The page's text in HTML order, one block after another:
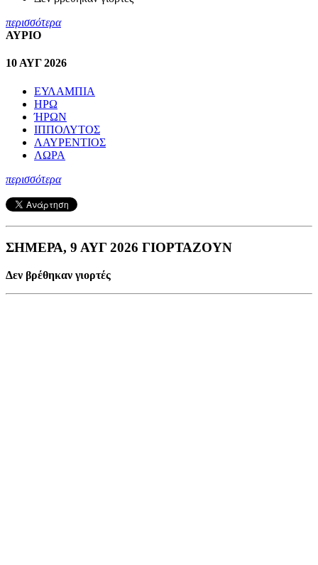
περισσότερα
ΑΥΡΙΟ
10 ΑΥΓ 2026
ΕΥΛΑΜΠΙΑ
ΗΡΩ
ΉΡΩΝ
ΙΠΠΟΛΥΤΟΣ
ΛΑΥΡΕΝΤΙΟΣ
ΛΩΡΑ
περισσότερα
ΣΗΜΕΡΑ, 9 ΑΥΓ 2026 ΓΙΟΡΤΑΖΟΥΝ
Δεν βρέθηκαν γιορτές